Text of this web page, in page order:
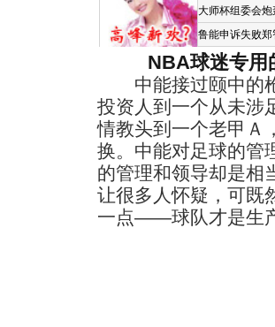
大师杯组委会炮
鲁能申诉失败
NBA球迷专用
中能接过颐中的枪
投资人到一个从未涉
情教头到一个老甲Ａ
换。中能对足球的管
的管理和领导却是相
让很多人怀疑，可既
一点——球队才是生